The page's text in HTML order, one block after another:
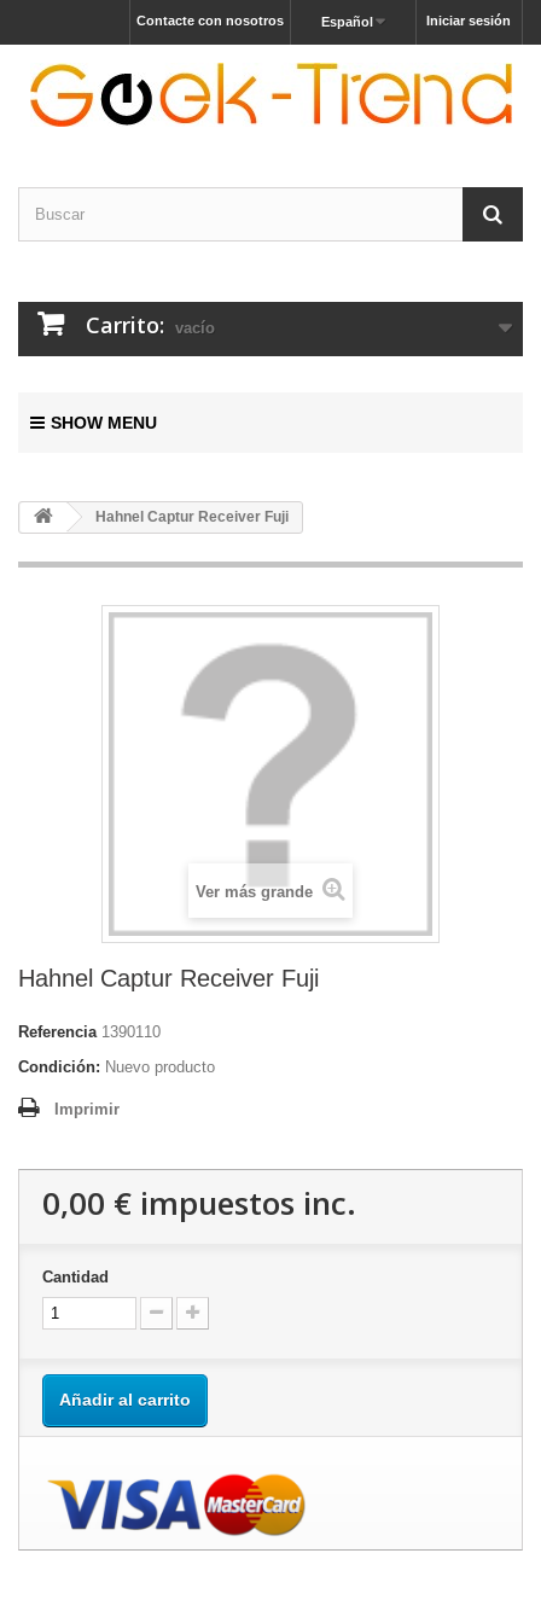
Iniciar sesión
Español
Contacte con nosotros
Carrito: vacío
SHOW MENU
Hahnel Captur Receiver Fuji
Ver más grande
Hahnel Captur Receiver Fuji
Referencia 1390110
Condición: Nuevo producto
Imprimir
0,00 € impuestos inc.
Cantidad
Añadir al carrito